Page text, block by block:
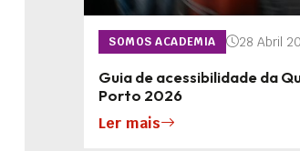
SOMOS ACADEMIA 28 Abril
Guia de acessibilidade da
Porto 2026
Ler mais